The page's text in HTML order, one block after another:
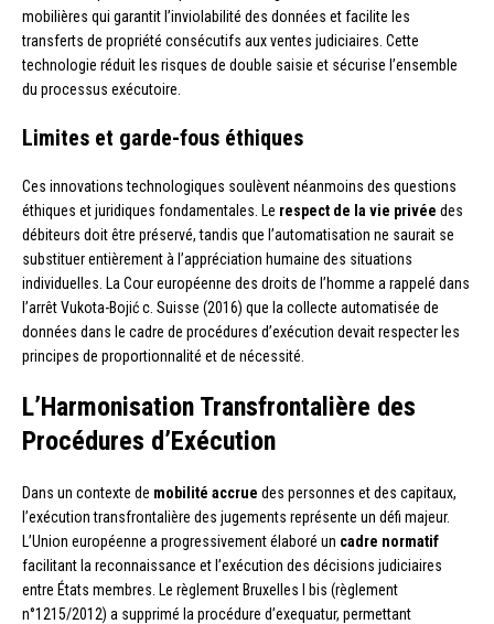
mobilières qui garantit l’inviolabilité des données et facilite les
transferts de propriété consécutifs aux ventes judiciaires. Cette
technologie réduit les risques de double saisie et sécurise l’ensemble
du processus exécutoire.
Limites et garde-fous éthiques
Ces innovations technologiques soulèvent néanmoins des questions
éthiques et juridiques fondamentales. Le respect de la vie privée des
débiteurs doit être préservé, tandis que l’automatisation ne saurait se
substituer entièrement à l’appréciation humaine des situations
individuelles. La Cour européenne des droits de l’homme a rappelé dans
l’arrêt Vukota-Bojić c. Suisse (2016) que la collecte automatisée de
données dans le cadre de procédures d’exécution devait respecter les
principes de proportionnalité et de nécessité.
L’Harmonisation Transfrontalière des
Procédures d’Exécution
Dans un contexte de mobilité accrue des personnes et des capitaux,
l’exécution transfrontalière des jugements représente un défi majeur.
L’Union européenne a progressivement élaboré un cadre normatif
facilitant la reconnaissance et l’exécution des décisions judiciaires
entre États membres. Le règlement Bruxelles I bis (règlement
n°1215/2012) a supprimé la procédure d’exequatur, permettant